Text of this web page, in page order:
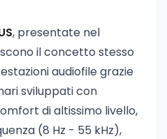
, presentate nel
il concetto stesso
audiofile grazie
sviluppati con
di altissimo livello,
(8 Hz - 55 kHz),